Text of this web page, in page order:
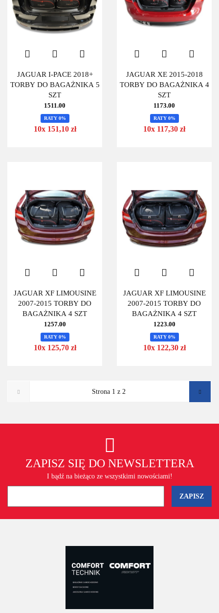
JAGUAR I-PACE 2018+
TORBY DO BAGAŻNIKA 5
SZT
1511.00
RATY 0%
10x 151,10 zł
JAGUAR XE 2015-2018
TORBY DO BAGAŻNIKA 4
SZT
1173.00
RATY 0%
10x 117,30 zł
JAGUAR XF LIMOUSINE
2007-2015 TORBY DO
BAGAŻNIKA 4 SZT
1257.00
RATY 0%
10x 125,70 zł
JAGUAR XF LIMOUSINE
2007-2015 TORBY DO
BAGAŻNIKA 4 SZT
1223.00
RATY 0%
10x 122,30 zł
ZAPISZ SIĘ DO NEWSLETTERA
I bądź na bieżąco ze wszystkimi nowościami!